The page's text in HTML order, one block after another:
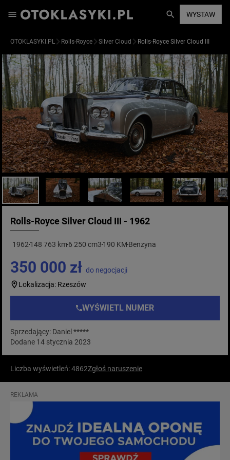
WYSTAW
OTOKLASYKI.PL Rolls-Royce Silver Cloud Rolls-Royce Silver Cloud III
Rolls-Royce Silver Cloud III - 1962
1962 148 763 km6 250 cm3 190 KM Benzyna
350 000 zł do negocjacji
Lokalizacja: Rzeszów
WYŚWIETL NUMER
Sprzedający: Daniel *****
Dodane 14 stycznia 2023
Liczba wyświetleń: 4862Zgłoś naruszenie
REKLAMA